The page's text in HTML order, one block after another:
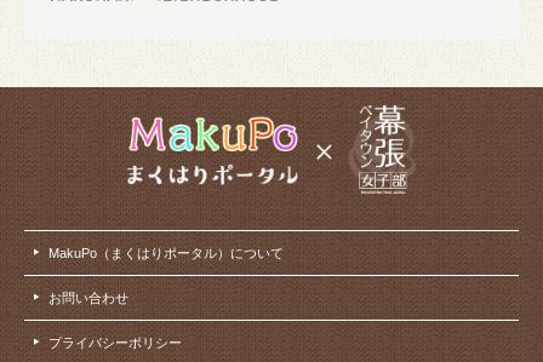
MakuPo（まくはりポータル）について
お問い合わせ
プライバシーポリシー